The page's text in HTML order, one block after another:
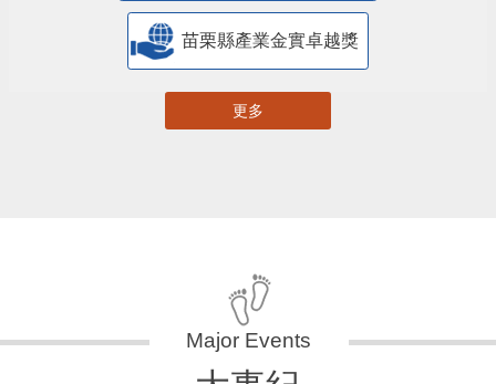
苗栗縣產業金實卓越獎
更多